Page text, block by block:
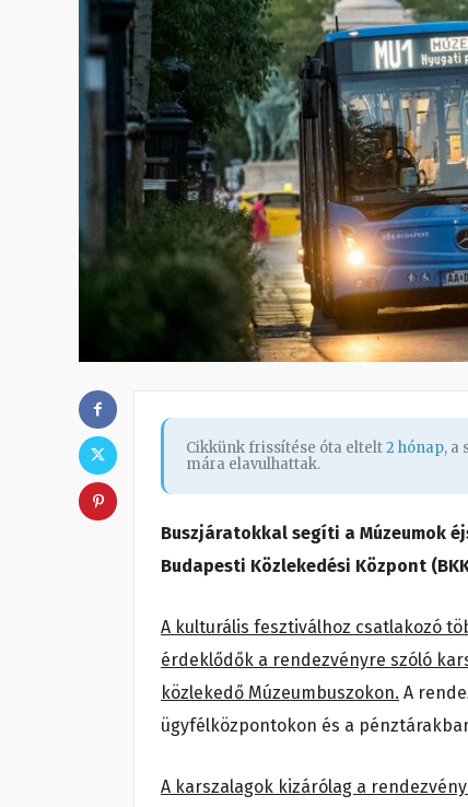
Cikkünk frissítése óta eltelt2 hónap, a
mára elavulhattak.
Buszjáratokkal segíti a Múzeumok
Budapesti Közlekedési Központ
A kulturális fesztiválhoz csatlakozó
érdeklődők a rendezvényre szóló
közlekedő Múzeumbuszokon. A
ügyfélközpontokon és a
A karszalagok kizárólag a